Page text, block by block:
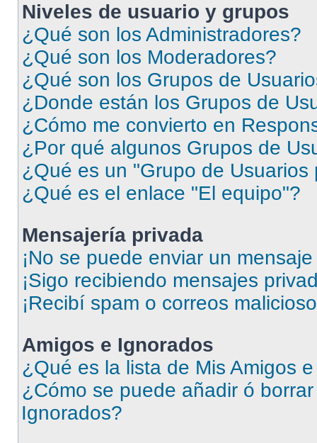
Niveles de usuario y grupos
¿Qué son los Administradores?
¿Qué son los Moderadores?
¿Qué son los Grupos de
¿Donde están los Grupos de
¿Cómo me convierto en
¿Por qué algunos Grupos de
¿Qué es un "Grupo de Usuarios
¿Qué es el enlace "El equipo"?
Mensajería privada
¡No se puede enviar un
¡Sigo recibiendo mensajes
¡Recibí spam o correos
Amigos e Ignorados
¿Qué es la lista de Mis Amigos
¿Cómo se puede añadir ó
Ignorados?